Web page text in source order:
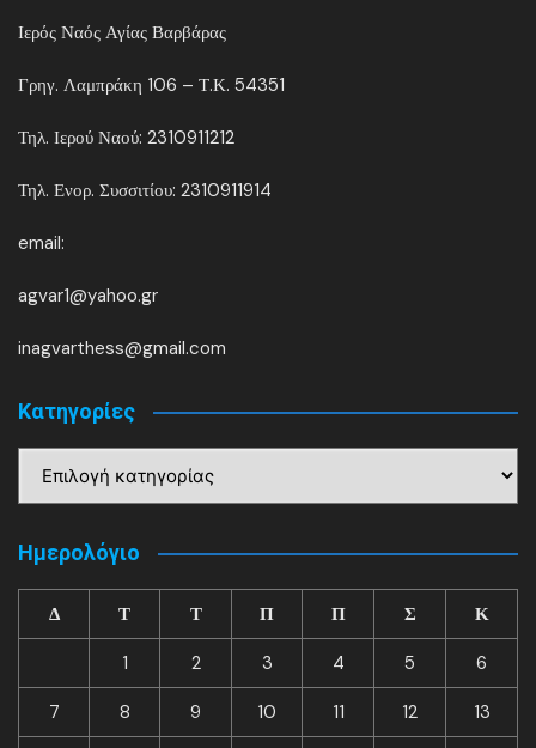
Ιερός Ναός Αγίας Βαρβάρας
Γρηγ. Λαμπράκη 106 – Τ.Κ. 54351
Τηλ. Ιερού Ναού: 2310911212
Τηλ. Ενορ. Συσσιτίου: 2310911914
email:
agvar1@yahoo.gr
inagvarthess@gmail.com
Kατηγορίες
Ημερολόγιο
Δ Τ Τ Π Π Σ Κ
1 2 3 4 5 6
7 8 9 10 11 12 13